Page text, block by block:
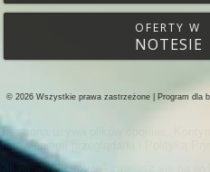
OFERTY W
NOTESIE
© 2026 Wszystkie prawa zastrzeżone | Program dla
Ta strona używa plików cookies.
ustawieniami przeglądarki i Polityką
Klikając "Akceptuję" zgadasz się na